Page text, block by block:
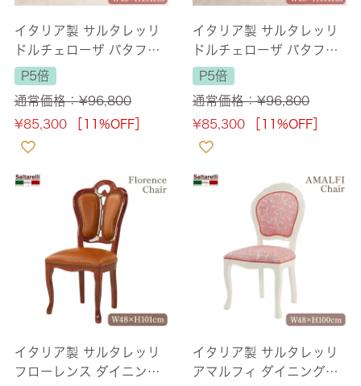
イタリア製 サルタレッリ
ドルチェローザ バタフラ
イ ダイニングチェア ピン
クファブリック 【送料無
料】
P5倍
通常価格：¥96,800
¥85,300 ［11%OFF］
イタリア製 サルタレッリ
ドルチェローザ バタフラ
イ ダイニングチェア アイ
ボリーファブリック 【送
料無料】
P5倍
通常価格：¥96,800
¥85,300 ［11%OFF］
イタリア製 サルタレッリ
フローレンス ダイニング
イタリア製 サルタレッリ
アマルフィ ダイニングチ